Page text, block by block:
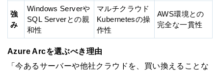
強
み
Windows Serverや
SQL Serverとの親
和性
マルチクラウド
Kubernetesの操
作性
AWS環境との
完全な一貫性
Azure Arcを選ぶべき理由
「今あるサーバーや他社クラウドを、買い換えることな